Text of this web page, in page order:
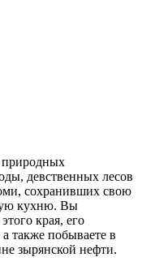
девственных лесов
сохранивших свою
кухню. Вы
края, его
также побываете в
зырянской нефти.